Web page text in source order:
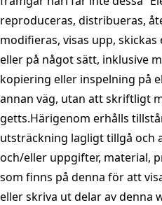
reproduceras, distribueras,
modifieras, visas upp,
eller på något sätt, inklusive
kopiering eller inspelning på
annan väg, utan att skriftligt
getts.Härigenom erhålls
utsträckning lagligt tillgå och
och/eller uppgifter, material,
som finns på denna för att
eller skriva ut delar av denna